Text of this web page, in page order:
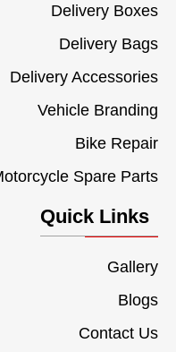
Delivery Boxes
Delivery Bags
Delivery Accessories
Vehicle Branding
Bike Repair
Spare Parts
Quick Links
Gallery
Blogs
Contact Us